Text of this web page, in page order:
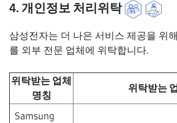
4. 개인정보 처리위탁
삼성전자는 더 나은 서비스 제공을 위
를 외부 전문 업체에 위탁합니다.
위탁받는 업체
명칭
위탁받는
Samsung